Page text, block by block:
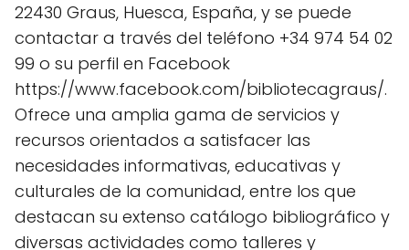
22430 Graus, Huesca, España, y se puede
contactar a través del teléfono +34 974 54 02
99 o su perfil en Facebook
https://www.facebook.com/bibliotecagraus/.
Ofrece una amplia gama de servicios y
recursos orientados a satisfacer las
necesidades informativas, educativas y
culturales de la comunidad, entre los que
destacan su extenso catálogo bibliográfico y
diversas actividades como talleres y